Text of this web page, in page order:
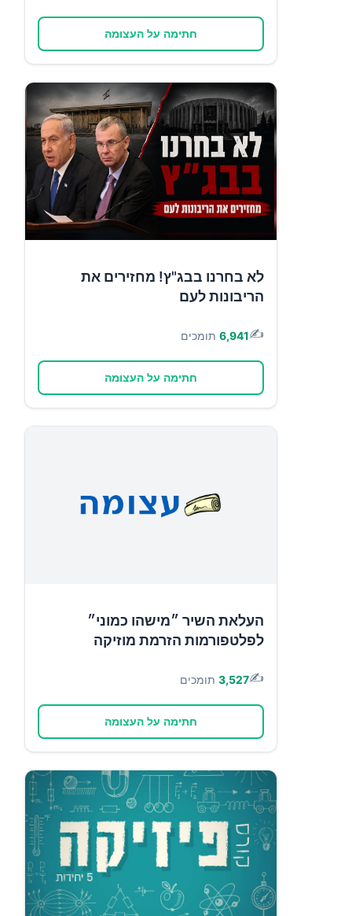
חתימה על העצומה
לא בחרנו בבג"ץ! מחזירים את
הריבונות לעם
✍️
6,941 תומכים
חתימה על העצומה
העלאת השיר ״מישהו כמוני״
לפלטפורמות הזרמת מוזיקה
✍️
3,527 תומכים
חתימה על העצומה